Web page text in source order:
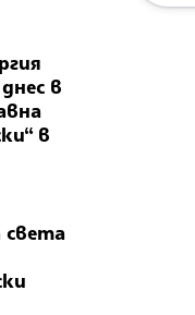
в
в
света